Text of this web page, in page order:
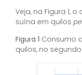
Veja, na Figura 1,
suína em quilos
Figura 1 Consumo
quilos, no